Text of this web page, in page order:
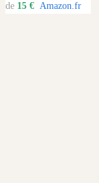
de15 € Amazon.fr